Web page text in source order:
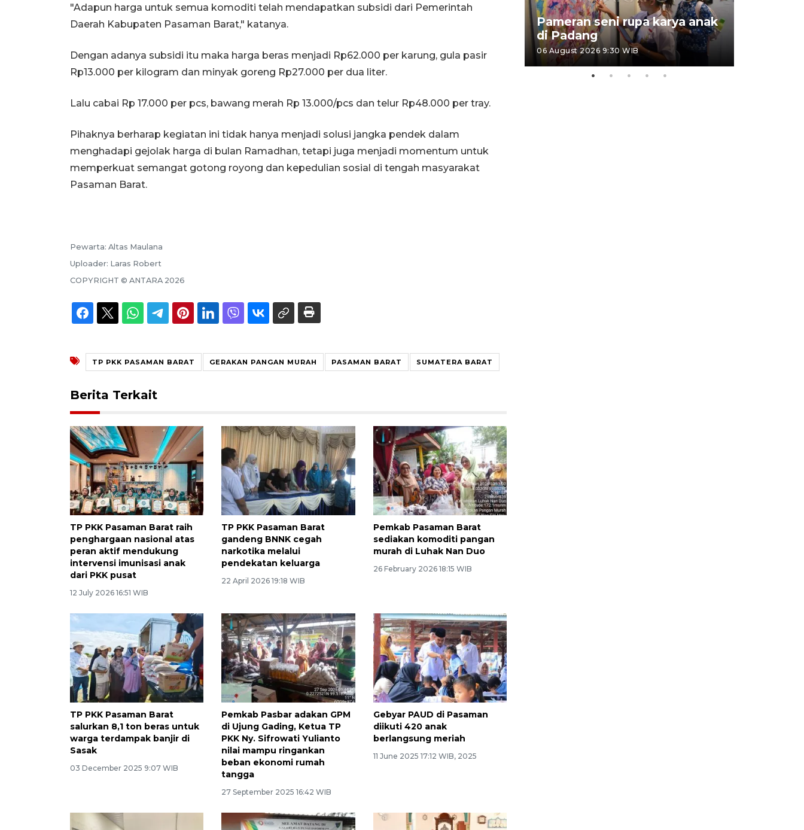
"Adapun harga untuk semua komoditi telah mendapatkan subsidi dari Pemerintah
Daerah Kabupaten Pasaman Barat," katanya.
Dengan adanya subsidi itu maka harga beras menjadi Rp62.000 per karung, gula pasir
Rp13.000 per kilogram dan minyak goreng Rp27.000 per dua liter.
Lalu cabai Rp 17.000 per pcs, bawang merah Rp 13.000/pcs dan telur Rp48.000 per tray.
Pihaknya berharap kegiatan ini tidak hanya menjadi solusi jangka pendek dalam
menghadapi gejolak harga di bulan Ramadhan, tetapi juga menjadi momentum untuk
memperkuat semangat gotong royong dan kepedulian sosial di tengah masyarakat
Pasaman Barat.
Pewarta: Altas Maulana
Uploader: Laras Robert
COPYRIGHT © ANTARA 2026
TP PKK PASAMAN BARAT GERAKAN PANGAN MURAH PASAMAN BARAT SUMATERA BARAT
Berita Terkait
TP PKK Pasaman Barat raih
penghargaan nasional atas
peran aktif mendukung
intervensi imunisasi anak
dari PKK pusat
12 July 2026 16:51 WIB
TP PKK Pasaman Barat
gandeng BNNK cegah
narkotika melalui
pendekatan keluarga
22 April 2026 19:18 WIB
Pemkab Pasaman Barat
sediakan komoditi pangan
murah di Luhak Nan Duo
26 February 2026 18:15 WIB
TP PKK Pasaman Barat
salurkan 8,1 ton beras untuk
warga terdampak banjir di
Sasak
03 December 2025 9:07 WIB
Pemkab Pasbar adakan GPM
di Ujung Gading, Ketua TP
PKK Ny. Sifrowati Yulianto
nilai mampu ringankan
beban ekonomi rumah
tangga
27 September 2025 16:42 WIB
Gebyar PAUD di Pasaman
diikuti 420 anak
berlangsung meriah
11 June 2025 17:12 WIB, 2025
Penyelesaian pembentukan
05 August 2026 10:33 WIB
Pameran seni rupa karya anak
di Padang
06 August 2026 9:30 WIB